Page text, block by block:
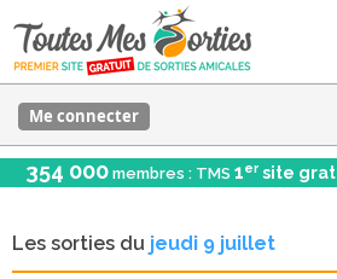
Me connecter
354 000 membres : TMS 1er site
Les sorties du jeudi 9 juillet